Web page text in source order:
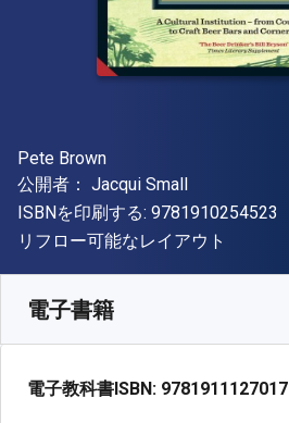
著者
Pete Brown
出版社
公開者： Jacqui Small
ISBNを印刷する: 9781910254523
形式
リフロー可能なレイアウト
電子書籍
電子教科書ISBN: 9781911127017